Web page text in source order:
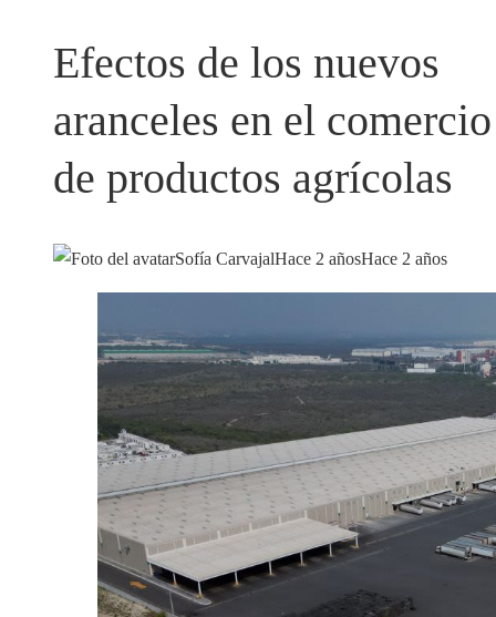
Efectos de los nuevos
aranceles en el comercio
de productos agrícolas
Sofía CarvajalHace 2 añosHace 2 años